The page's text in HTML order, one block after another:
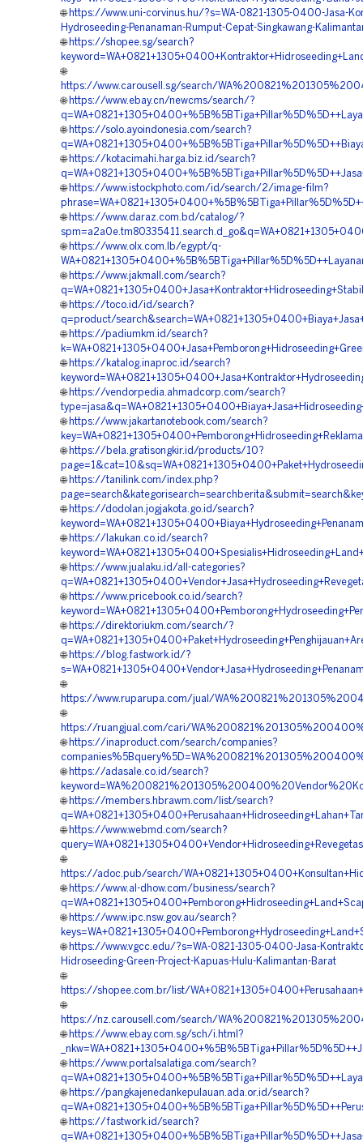
🌐 https://www.uni-corvinus.hu/?s=WA-0821-1305-0400-Jasa-
Hydroseeding-Penanaman-Rumput-Cepat-Singkawang-
🌐 https://shopee.sg/search?
🌐
https://www.carousell.sg/search/
🌐 https://www.ebay.cn/newcms/search/?
🌐 https://solo.ayoindonesia.com/search?
🌐 https://kotacimahi.harga.biz.id/search?
🌐 https://www.istockphoto.com/id/search/2/image-film?
🌐 https://www.daraz.com.bd/catalog/?
🌐 https://www.olx.com.lb/egypt/q-
🌐 https://www.jakmall.com/search?
🌐 https://toco.id/id/search?
q=product/
🌐 https://padiumkm.id/search?
🌐 https://katalog.inaproc.id/search?
🌐 https://vendorpedia.ahmadcorp.com/search?
🌐 https://www.jakartanotebook.com/search?
🌐 https://bela.gratisongkir.id/products/10?
🌐 https://tanilink.com/index.php?
🌐 https://dodolan.jogjakota.go.id/search?
🌐 https://lakukan.co.id/search?
🌐 https://www.jualaku.id/all-categories?
🌐 https://www.pricebook.co.id/search?
🌐 https://direktoriukm.com/search/?
🌐 https://blog.fastwork.id/?
🌐
https://www.ruparupa.com/jual/
🌐
https://ruangjual.com/cari/
🌐 https://inaproduct.com/search/companies?
🌐 https://adasale.co.id/search?
🌐 https://members.hbrawm.com/list/search?
🌐 https://www.webmd.com/search?
🌐
https://adoc.pub/search/
🌐 https://www.al-dhow.com/business/search?
🌐 https://www.ipc.nsw.gov.au/search?
🌐 https://www.vgcc.edu/?s=WA-0821-1305-0400-Jasa-
Hidroseeding-Green-Project-Kapuas-Hulu-Kalimantan-Barat
🌐
https://shopee.com.br/list/
🌐
https://nz.carousell.com/search/
🌐 https://www.ebay.com.sg/sch/i.html?
🌐 https://www.portalsalatiga.com/search?
🌐 https://pangkajenedankepulauan.ada.or.id/search?
🌐 https://fastwork.id/search?